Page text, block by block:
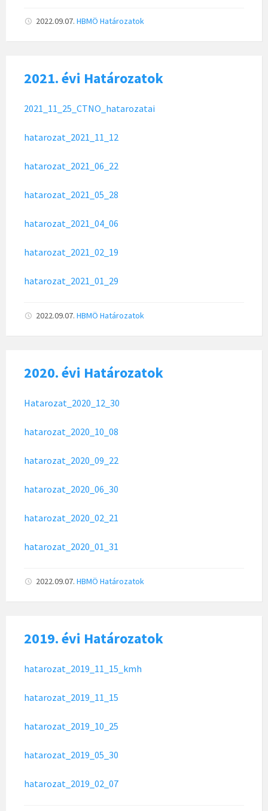
2022.09.07. HBMÖ Határozatok
2021. évi Határozatok
2021_11_25_CTNO_hatarozatai
hatarozat_2021_11_12
hatarozat_2021_06_22
hatarozat_2021_05_28
hatarozat_2021_04_06
hatarozat_2021_02_19
hatarozat_2021_01_29
2022.09.07. HBMÖ Határozatok
2020. évi Határozatok
Hatarozat_2020_12_30
hatarozat_2020_10_08
hatarozat_2020_09_22
hatarozat_2020_06_30
hatarozat_2020_02_21
hatarozat_2020_01_31
2022.09.07. HBMÖ Határozatok
2019. évi Határozatok
hatarozat_2019_11_15_kmh
hatarozat_2019_11_15
hatarozat_2019_10_25
hatarozat_2019_05_30
hatarozat_2019_02_07